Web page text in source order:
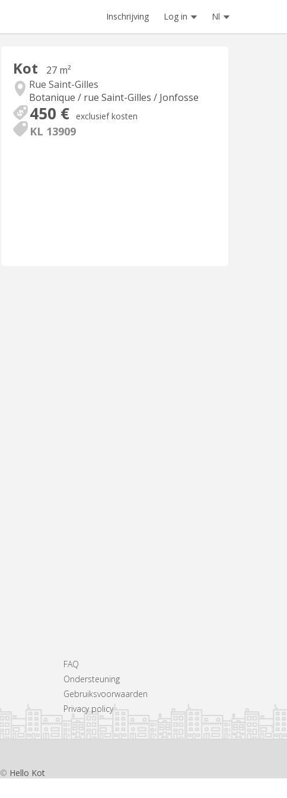
Inschrijving Log in Nl
Kot
27 m²
Rue Saint-Gilles
Botanique / rue Saint-Gilles / Jonfosse
450 € exclusief kosten
KL 13909
FAQ
Ondersteuning
Gebruiksvoorwaarden
Privacy policy
© Hello Kot